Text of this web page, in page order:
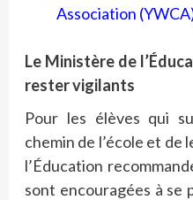
Association
Le Ministère de
rester vigilants
Pour les élèves qui
chemin de l’école et
l’Éducation
sont encouragées à se